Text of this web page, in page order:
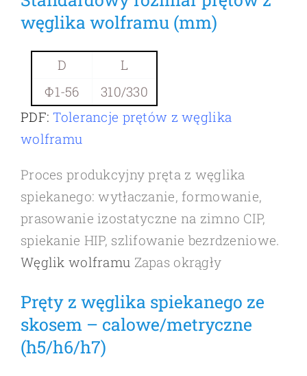
węglika wolframu (mm)
D
L
Φ1-56
310/330
PDF:Tolerancje prętów z węglika
wolframu
Proces produkcyjny pręta z węglika
spiekanego: wytłaczanie, formowanie,
prasowanie izostatyczne na zimno CIP,
spiekanie HIP, szlifowanie bezrdzeniowe.
Węglik wolframu Zapas okrągły
Pręty z węglika spiekanego ze
skosem – calowe/metryczne
(h5/h6/h7)